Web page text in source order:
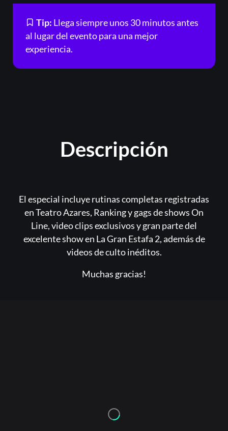
Tip: Llega siempre unos 30 minutos antes
al lugar del evento para una mejor
experiencia.
Descripción
El especial incluye rutinas completas registradas
en Teatro Azares, Ranking y gags de shows On
Line, video clips exclusivos y gran parte del
excelente show en La Gran Estafa 2, además de
videos de culto inéditos.
Muchas gracias!